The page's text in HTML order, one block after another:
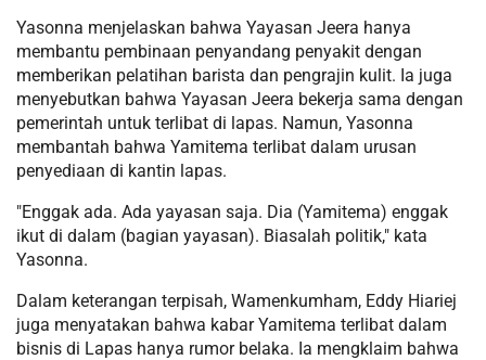
Yasonna menjelaskan bahwa Yayasan Jeera hanya
membantu pembinaan penyandang penyakit dengan
memberikan pelatihan barista dan pengrajin kulit. Ia juga
menyebutkan bahwa Yayasan Jeera bekerja sama dengan
pemerintah untuk terlibat di lapas. Namun, Yasonna
membantah bahwa Yamitema terlibat dalam urusan
penyediaan di kantin lapas.
"Enggak ada. Ada yayasan saja. Dia (Yamitema) enggak
ikut di dalam (bagian yayasan). Biasalah politik," kata
Yasonna.
Dalam keterangan terpisah, Wamenkumham, Eddy Hiariej
juga menyatakan bahwa kabar Yamitema terlibat dalam
bisnis di Lapas hanya rumor belaka. Ia mengklaim bahwa